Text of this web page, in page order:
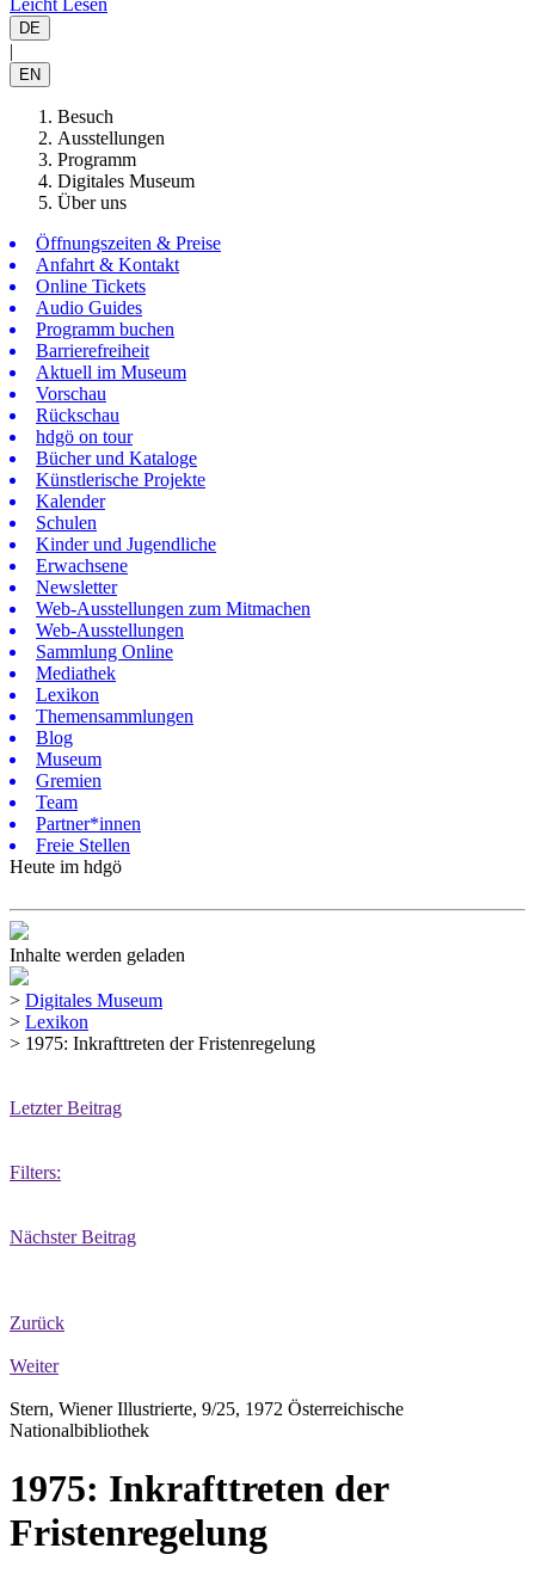
Leicht Lesen
DE
|
EN
Besuch
Ausstellungen
Programm
Digitales Museum
Über uns
Öffnungszeiten & Preise
Anfahrt & Kontakt
Online Tickets
Audio Guides
Programm buchen
Barrierefreiheit
Aktuell im Museum
Vorschau
Rückschau
hdgö on tour
Bücher und Kataloge
Künstlerische Projekte
Kalender
Schulen
Kinder und Jugendliche
Erwachsene
Newsletter
Web-Ausstellungen zum Mitmachen
Web-Ausstellungen
Sammlung Online
Mediathek
Lexikon
Themensammlungen
Blog
Museum
Gremien
Team
Partner*innen
Freie Stellen
Heute im hdgö
Inhalte werden geladen
> Digitales Museum
> Lexikon
> 1975: Inkrafttreten der Fristenregelung
Letzter Beitrag
Filters:
Nächster Beitrag
Zurück
Weiter
Stern, Wiener Illustrierte, 9/25, 1972 Österreichische
Nationalbibliothek
1975: Inkrafttreten der
Fristenregelung